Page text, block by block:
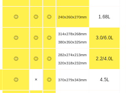
◎ ◎ ◎ 240x260x270mm 1.68L
◎ ◎ ◎
314x278x268mm
380x350x325mm
3.0/6.0L
◎ ◎ ◎
282x274x213mm
320x318x232mm
2.2/4.0L
◎ × ◎ 370x279x343mm 4.5L